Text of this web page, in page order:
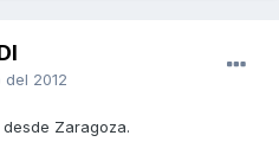
2012
Zaragoza.